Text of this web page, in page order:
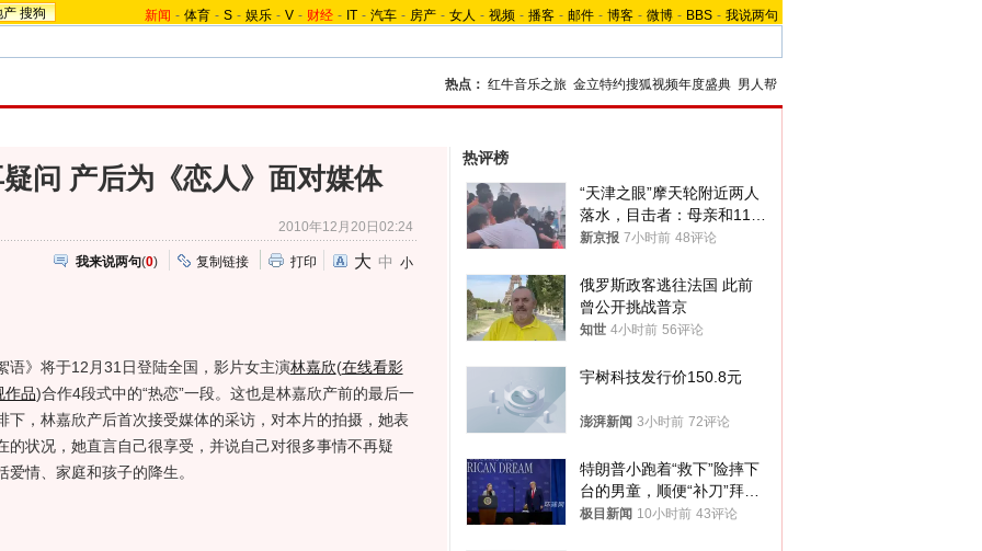
产 搜狗 新闻 - 体育 - S - 娱乐 - V - 财经 - IT - 汽车 - 房产 - 女人 - 视频 - 播客 - 邮件 - 博客 - 微博 - BBS - 我说两句
热点： 红牛音乐之旅 金立特约搜狐视频年度盛典 男人帮
问 产后为《恋人》面对媒体
2010年12月20日02:24
我来说两句(0) 复制链接 打印 大 中 小
》将于12月31日登陆全国，影片女主演林嘉欣(在线看影
作品)合作4段式中的“热恋”一段。这也是林嘉欣产前的最后一
下，林嘉欣产后首次接受媒体的采访，对本片的拍摄，她表
的状况，她直言自己很享受，并说自己对很多事情不再疑
情、家庭和孩子的降生。
热评榜
“天津之眼”摩天轮附近两人
落水，目击者：母亲和11岁
儿子先后被打捞上岸
新京报 7小时前 48评论
俄罗斯政客逃往法国 此前
曾公开挑战普京
知世 4小时前 56评论
宇树科技发行价150.8元
澎湃新闻 3小时前 72评论
特朗普小跑着“救下”险摔下
台的男童，顺便“补刀”拜
登：“我可不想他像拜登一
极目新闻 10小时前 43评论